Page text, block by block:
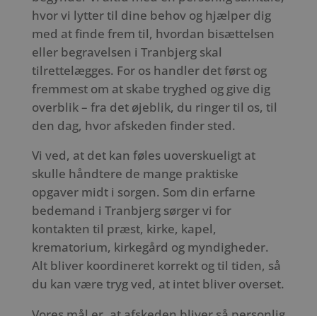
hvor vi lytter til dine behov og hjælper dig
med at finde frem til, hvordan bisættelsen
eller begravelsen i Tranbjerg skal
tilrettelægges. For os handler det først og
fremmest om at skabe tryghed og give dig
overblik – fra det øjeblik, du ringer til os, til
den dag, hvor afskeden finder sted.
Vi ved, at det kan føles uoverskueligt at
skulle håndtere de mange praktiske
opgaver midt i sorgen. Som din erfarne
bedemand i Tranbjerg sørger vi for
kontakten til præst, kirke, kapel,
krematorium, kirkegård og myndigheder.
Alt bliver koordineret korrekt og til tiden, så
du kan være tryg ved, at intet bliver overset.